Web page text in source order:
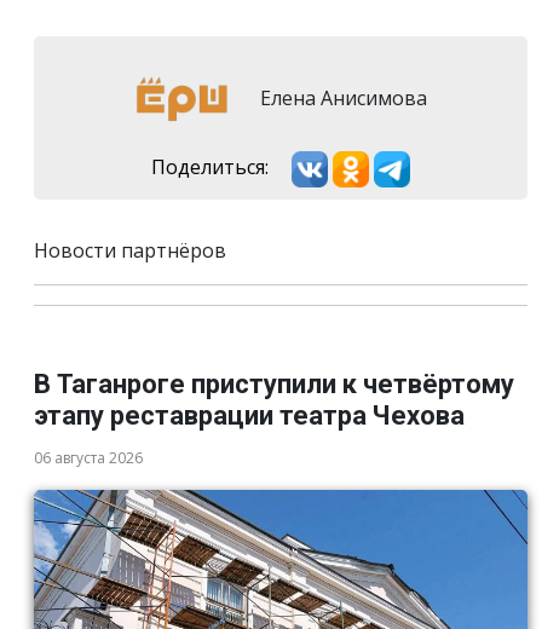
Елена Анисимова
Поделиться:
Новости партнёров
В Таганроге приступили к четвёртому
этапу реставрации театра Чехова
06 августа 2026